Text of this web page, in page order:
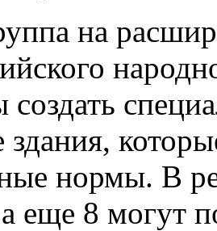
на
здания,
нормы. В
еще 8 могут